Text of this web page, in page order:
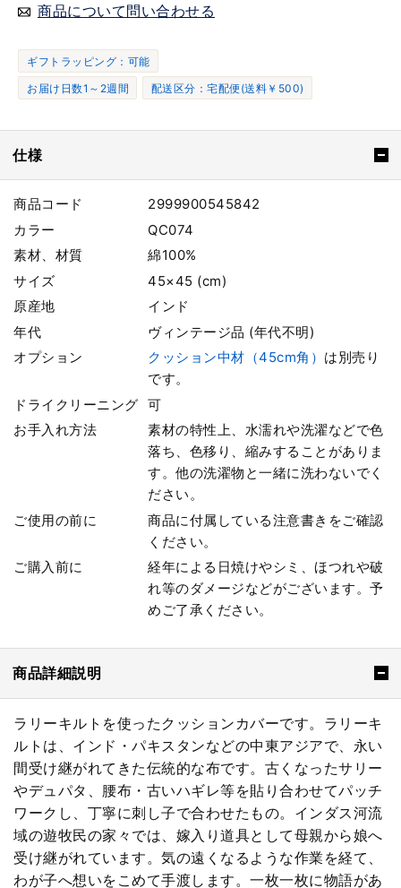
商品について問い合わせる
ギフトラッピング：可能
お届け日数1～2週間
配送区分：宅配便(送料￥500)
仕様
商品コード
2999900545842
カラー
QC074
素材、材質
綿100%
サイズ
45×45 (cm)
原産地
インド
年代
ヴィンテージ品 (年代不明)
オプション
クッション中材（45cm角） は別売り
です。
ドライクリーニング
可
お手入れ方法
素材の特性上、水濡れや洗濯などで色
落ち、色移り、縮みすることがありま
す。他の洗濯物と一緒に洗わないでく
ださい。
ご使用の前に
商品に付属している注意書きをご確認
ください。
ご購入前に
経年による日焼けやシミ、ほつれや破
れ等のダメージなどがございます。予
めご了承ください。
商品詳細説明
ラリーキルトを使ったクッションカバーです。ラリーキ
ルトは、インド・パキスタンなどの中東アジアで、永い
間受け継がれてきた伝統的な布です。古くなったサリー
やデュパタ、腰布・古いハギレ等を貼り合わせてパッチ
ワークし、丁寧に刺し子で合わせたもの。インダス河流
域の遊牧民の家々では、嫁入り道具として母親から娘へ
受け継がれています。気の遠くなるような作業を経て、
わが子へ想いをこめて手渡します。一枚一枚に物語があ